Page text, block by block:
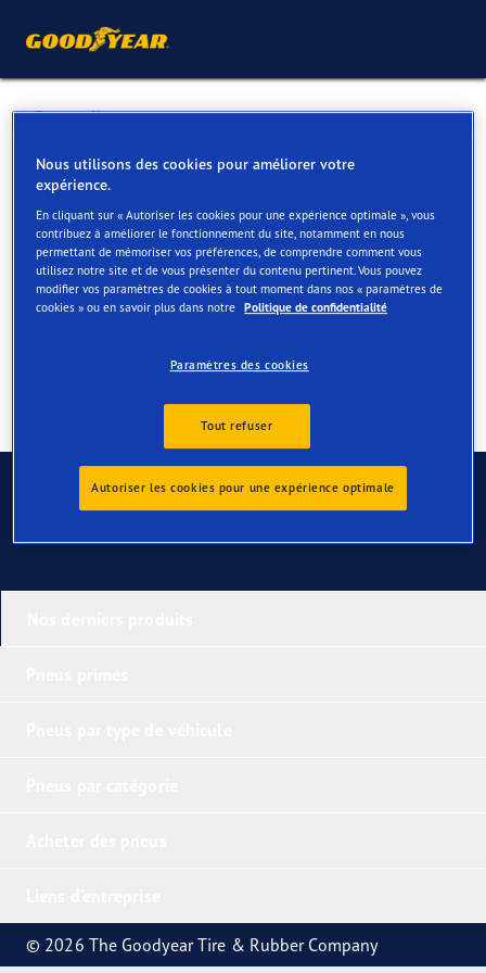
Retour liste
VDK TORHOUT
Services disponibles en ligne et en magasin
Contact Services Avis
Contactez-nous
© 2026 The Goodyear Tire & Rubber Company
Nous utilisons des cookies pour améliorer votre
expérience.
En cliquant sur « Autoriser les cookies pour une expérience optimale », vous
contribuez à améliorer le fonctionnement du site, notamment en nous
permettant de mémoriser vos préférences, de comprendre comment vous
utilisez notre site et de vous présenter du contenu pertinent. Vous pouvez
modifier vos paramètres de cookies à tout moment dans nos « paramètres de
cookies » ou en savoir plus dans notre Politique de confidentialité
Paramètres des cookies
Tout refuser
Autoriser les cookies pour une expérience optimale